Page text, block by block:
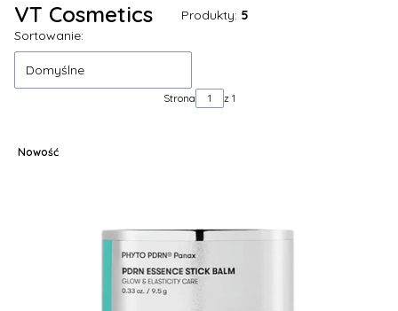
VT Cosmetics Produkty: 5
Lista produktów
Sortowanie:
Domyślne
Strona z 1
Nowość